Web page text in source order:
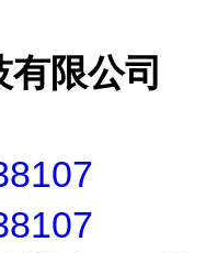
限公司